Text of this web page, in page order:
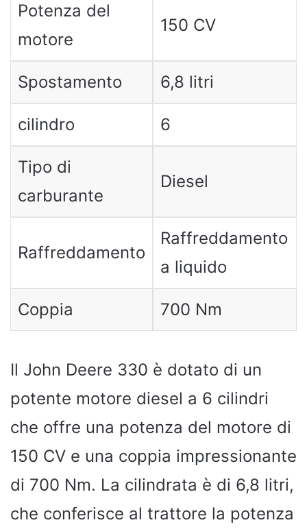
Potenza del
motore
150 CV
Spostamento 6,8 litri
cilindro 6
Tipo di
carburante
Diesel
Raffreddamento
Raffreddamento
a liquido
Coppia 700 Nm
Il John Deere 330 è dotato di un
potente motore diesel a 6 cilindri
che offre una potenza del motore di
150 CV e una coppia impressionante
di 700 Nm. La cilindrata è di 6,8 litri,
che conferisce al trattore la potenza